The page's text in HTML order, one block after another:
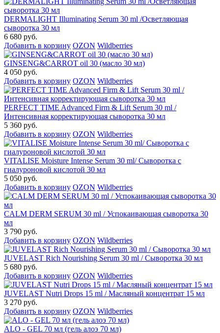
DERMALIGHT Illuminating Serum 30 ml /Осветляющая
сыворотка 30 мл
6 680 руб.
Добавить в корзину OZON Wildberries
GINSENG&CARROT oil 30 (масло 30 мл)
4 050 руб.
Добавить в корзину OZON Wildberries
PERFECT TIME Advanced Firm & Lift Serum 30 ml /
Интенсивная корректирующая сыворотка 30 мл
5 360 руб.
Добавить в корзину OZON Wildberries
VITALISE Moisture Intense Serum 30 ml/ Сыворотка с
гиалуроновой кислотой 30 мл
5 050 руб.
Добавить в корзину OZON Wildberries
CALM DERM SERUM 30 ml / Успокаивающая сыворотка 30
мл
3 790 руб.
Добавить в корзину OZON Wildberries
JUVELAST Rich Nourishing Serum 30 ml / Сыворотка 30 мл
5 680 руб.
Добавить в корзину OZON Wildberries
JUVELAST Nutri Drops 15 ml / Масляный концентрат 15 мл
3 270 руб.
Добавить в корзину OZON Wildberries
ALO - GEL 70 мл (гель алоэ 70 мл)